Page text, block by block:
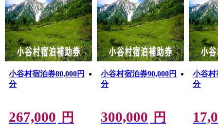
小谷村宿泊券80,000円
分
267,000 円
小谷村宿泊券90,000円
分
300,000 円
小谷村
分